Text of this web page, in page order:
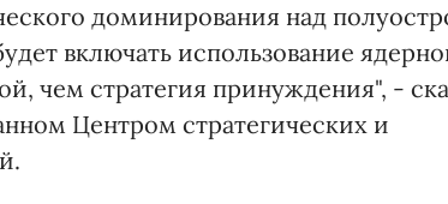
доминирования над
включать использование
чем стратегия принуждения", -
Центром стратегических и